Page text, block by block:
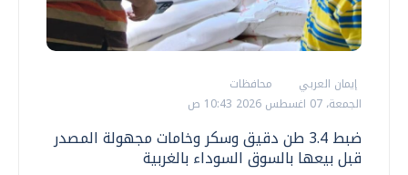
إيمان العربي
محافظات
الجمعة، 07 اغسطس 2026 10:43 ص
ضبط 3.4 طن دقيق وسكر وخامات مجهولة المصدر
قبل بيعها بالسوق السوداء بالغربية